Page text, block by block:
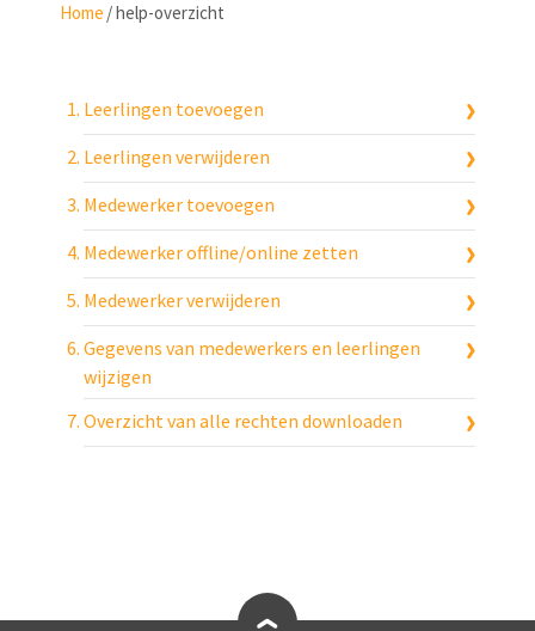
Home /help-overzicht
Leerlingen toevoegen
Leerlingen verwijderen
Medewerker toevoegen
Medewerker offline/online zetten
Medewerker verwijderen
Gegevens van medewerkers en leerlingen
wijzigen
Overzicht van alle rechten downloaden